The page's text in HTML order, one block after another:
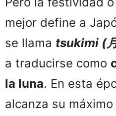
mejor define a
se llama tsukimi (
a traducirse como
la luna. En esta
alcanza su